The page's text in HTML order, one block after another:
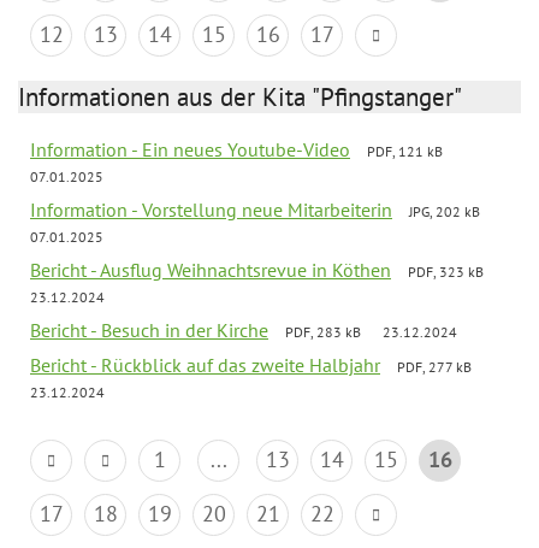
12
13 14 15 16 17
Informationen aus der Kita "Pfingstanger"
Information - Ein neues Youtube-Video
PDF, 121 kB
07.01.2025
Information - Vorstellung neue Mitarbeiterin
JPG, 202 kB
07.01.2025
Bericht - Ausflug Weihnachtsrevue in Köthen
PDF, 323 kB
23.12.2024
Bericht - Besuch in der Kirche PDF, 283 kB 23.12.2024
Bericht - Rückblick auf das zweite Halbjahr
PDF, 277 kB
23.12.2024
1 ... 13 14 15
16
17
18 19 20 21 22